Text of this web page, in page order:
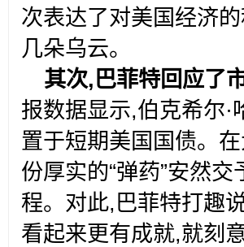
次表达了对美国经济
几朵乌云。
其次,巴菲特回应了
报数据显示,伯克希尔
置于短期美国国债。
份厚实的“弹药”安然
程。对此,巴菲特打趣
看起来更有成就,就刻